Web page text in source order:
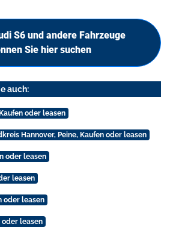
S6 und andere Fahrzeuge
Sie hier suchen
auch:
oder leasen
Hannover, Peine, Kaufen oder leasen
oder leasen
leasen
oder leasen
oder leasen